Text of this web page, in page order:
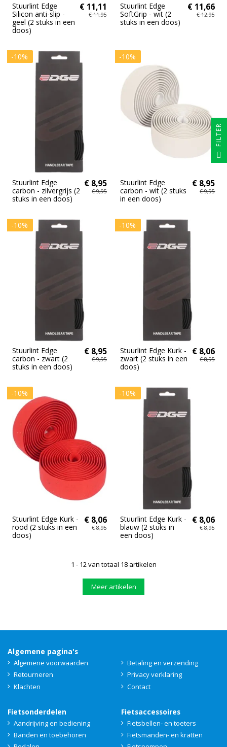
Stuurlint Edge
Silicon anti-slip -
geel (2 stuks in een
doos)
€ 11,11
€ 11,95
Stuurlint Edge
SoftGrip - wit (2
stuks in een doos)
€ 11,66
€ 12,95
-10%
Stuurlint Edge
carbon - zilvergrijs (2
stuks in een doos)
€ 8,95
€ 9,95
-10%
Stuurlint Edge
carbon - wit (2 stuks
in een doos)
€ 8,95
€ 9,95
-10%
Stuurlint Edge
carbon - zwart (2
stuks in een doos)
€ 8,95
€ 9,95
-10%
Stuurlint Edge Kurk -
zwart (2 stuks in een
doos)
€ 8,06
€ 8,95
-10%
Stuurlint Edge Kurk -
rood (2 stuks in een
doos)
€ 8,06
€ 8,95
-10%
Stuurlint Edge Kurk -
blauw (2 stuks in
een doos)
€ 8,06
€ 8,95
1 - 12 van totaal 18 artikelen
Meer artikelen
Algemene pagina's
Algemene voorwaarden
Betaling en verzending
Retourneren
Privacy verklaring
Klachten
Contact
Fietsonderdelen
Aandrijving en bediening
Banden en toebehoren
Fietsaccessoires
Fietsbellen- en toeters
Fietsmanden- en kratten
FILTER